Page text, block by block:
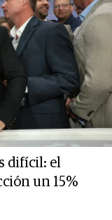
difícil: el
un 15%